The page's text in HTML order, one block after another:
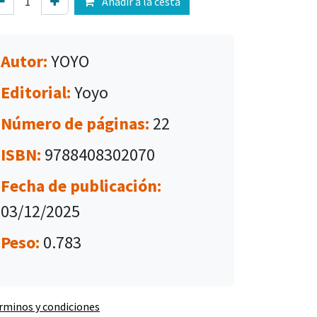
Autor:YOYO
Editorial:Yoyo
Número de páginas: 22
ISBN: 9788408302070
Fecha de publicación:
03/12/2025
Peso: 0.783
y condiciones